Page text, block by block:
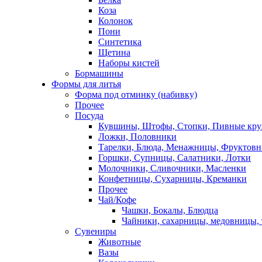
Коза
Колонок
Пони
Синтетика
Щетина
Наборы кистей
Бормашины
Формы для литья
Форма под отминку (набивку)
Прочее
Посуда
Кувшины, Штофы, Стопки, Пивные
Ложки, Половники
Тарелки, Блюда, Менажницы,
Горшки, Супницы, Салатники, Лотки
Молочники, Сливочники, Масленки
Конфетницы, Сухарницы, Креманки
Прочее
Чай/Кофе
Чашки, Бокалы, Блюдца
Чайники, сахарницы, медовницы,
Сувениры
Животные
Вазы